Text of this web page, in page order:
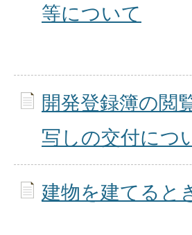
等について
開発登録簿の閲
写しの交付につ
建物を建てると